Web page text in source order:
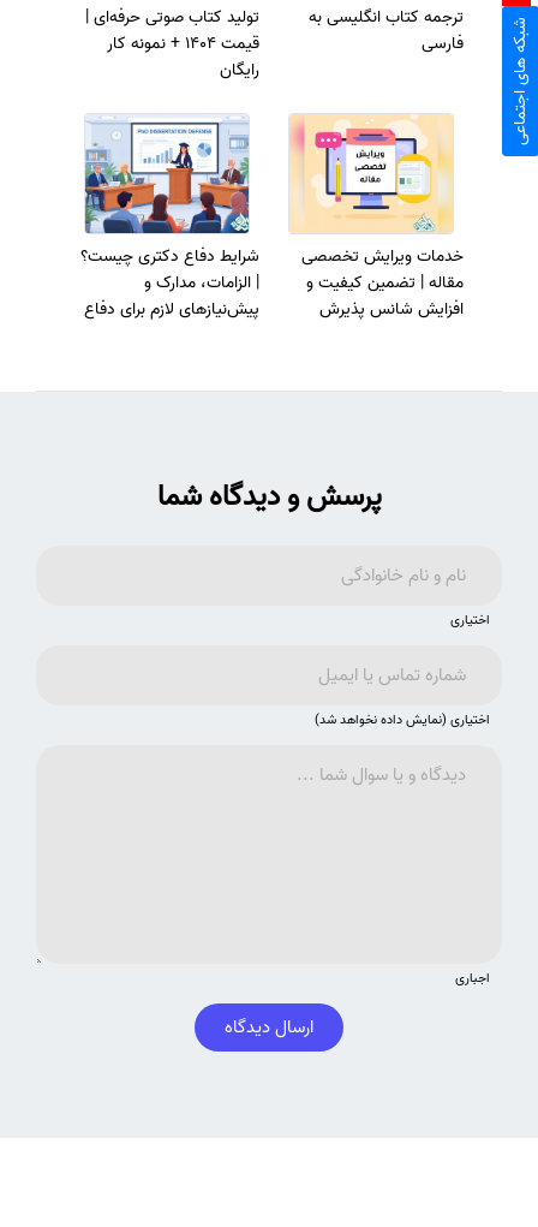
ترجمه کتاب انگلیسی به
فارسی
تولید کتاب صوتی حرفه‌ای |
قیمت 1404 + نمونه کار
رایگان
خدمات ویرایش تخصصی
مقاله | تضمین کیفیت و
افزایش شانس پذیرش
شرایط دفاع دکتری چیست؟
| الزامات، مدارک و
پیش‌نیازهای لازم برای دفاع
پرسش و دیدگاه شما
اختیاری
اختیاری (نمایش داده نخواهد شد)
اجباری
ارسال دیدگاه
شبکه های اجتماعی